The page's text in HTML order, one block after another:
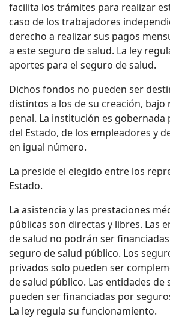
facilita los trámites para realizar
caso de los trabajadores
derecho a realizar sus pagos
a este seguro de salud. La ley
aportes para el seguro de salud.
Dichos fondos no pueden ser
distintos a los de su creación, bajo
penal. La institución es
del Estado, de los empleadores y
en igual número.
La preside el elegido entre los
Estado.
La asistencia y las prestaciones
públicas son directas y libres. Las
de salud no podrán ser
seguro de salud público. Los
privados solo pueden ser
de salud público. Las entidades de
pueden ser financiadas por
La ley regula su funcionamiento.